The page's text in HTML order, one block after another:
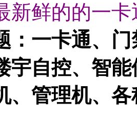
鲜的的一卡
：一卡通、
宇自控、智
、管理机、